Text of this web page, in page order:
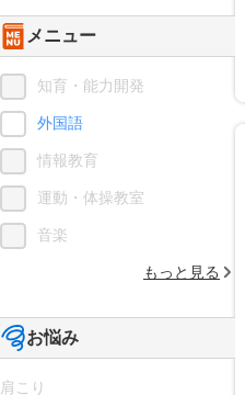
メニュー
知育・能力開発
外国語
情報教育
運動・体操教室
音楽
もっと見る
お悩み
肩こり